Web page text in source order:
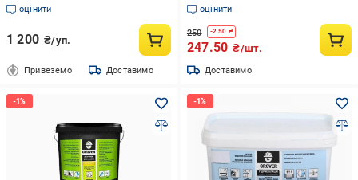
оцінити
1 200 ₴/уп.
Привеземо Доставимо
оцінити
250 -2.50 ₴
247.50 ₴/шт.
Доставимо